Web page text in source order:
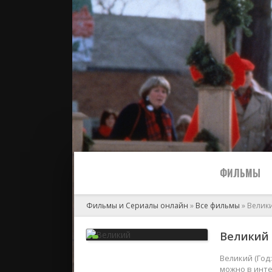
ФИЛЬМЫ
2024
Фильмы и Сериалы онлайн » Все фильмы »
Великий
Великий
можно в